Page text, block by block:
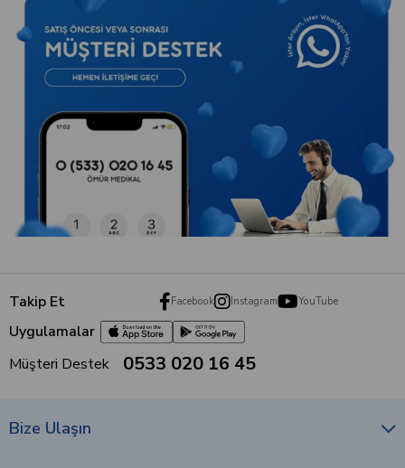
Takip Et Facebook Instagram YouTube
Uygulamalar
Müşteri Destek
0533 020 16 45
Bize Ulaşın